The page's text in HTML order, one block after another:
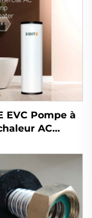
EVC Pompe à
AC
Capacité 150L-
en
Réservoir
en SPCC
pour les